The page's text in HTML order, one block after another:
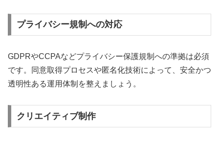
プライバシー規制への対応
GDPRやCCPAなどプライバシー保護規制への準拠は必須
です。同意取得プロセスや匿名化技術によって、安全かつ
透明性ある運用体制を整えましょう。
クリエイティブ制作